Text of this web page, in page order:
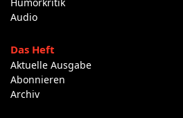
Audio
Das Heft
Aktuelle Ausgabe
Abonnieren
Archiv